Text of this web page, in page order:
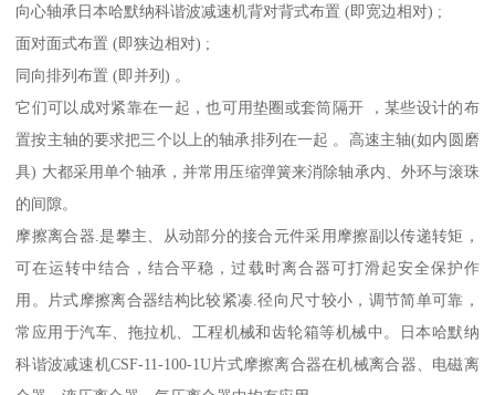
向心轴承日本哈默纳科谐波减速机背对背式布置 (即宽边相对) ;
面对面式布置 (即狭边相对) ;
同向排列布置 (即并列) 。
它们可以成对紧靠在一起，也可用垫圈或套筒隔开 ，某些设计的布
置按主轴的要求把三个以上的轴承排列在一起 。高速主轴(如内圆磨
具) 大都采用单个轴承，并常用压缩弹簧来消除轴承内、外环与滚珠
的间隙。
摩擦离合器.是攀主、从动部分的接合元件采用摩擦副以传递转矩，
可在运转中结合，结合平稳，过载时离合器可打滑起安全保护作
用。片式摩擦离合器结构比较紧凑.径向尺寸较小，调节简单可靠，
常应用于汽车、拖拉机、工程机械和齿轮箱等机械中。日本哈默纳
科谐波减速机CSF-11-100-1U片式摩擦离合器在机械离合器、电磁离